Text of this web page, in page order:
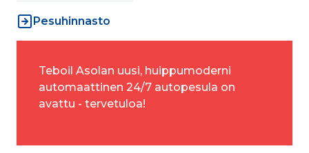
Pesuhinnasto
Teboil Asolan uusi, huippumoderni
automaattinen 24/7 autopesula on
avattu - tervetuloa!